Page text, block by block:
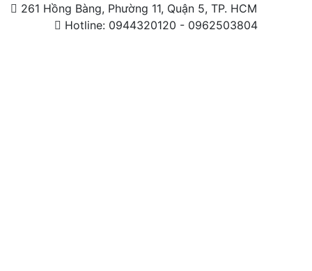
261 Hồng Bàng, Phường 11, Quận 5, TP. HCM
Hotline: 0944320120 - 0962503804